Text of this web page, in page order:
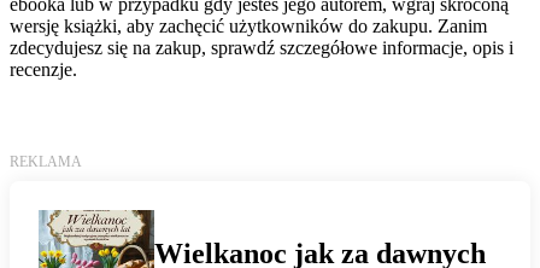
ebooka lub w przypadku gdy jesteś jego autorem, wgraj skróconą
wersję książki, aby zachęcić użytkowników do zakupu. Zanim
zdecydujesz się na zakup, sprawdź szczegółowe informacje, opis i
recenzje.